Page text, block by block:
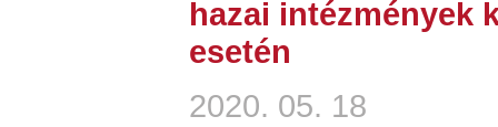
hazai intézmények
esetén
2020. 05. 18